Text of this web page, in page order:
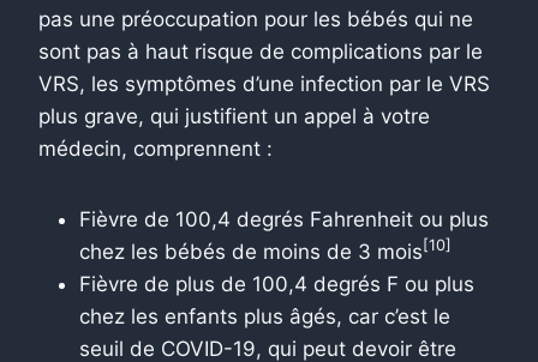
pas une préoccupation pour les bébés qui ne
sont pas à haut risque de complications par le
VRS, les symptômes d’une infection par le VRS
plus grave, qui justifient un appel à votre
médecin, comprennent :
Fièvre de 100,4 degrés Fahrenheit ou plus
chez les bébés de moins de 3 mois [10]
Fièvre de plus de 100,4 degrés F ou plus
chez les enfants plus âgés, car c’est le
seuil de COVID-19, qui peut devoir être